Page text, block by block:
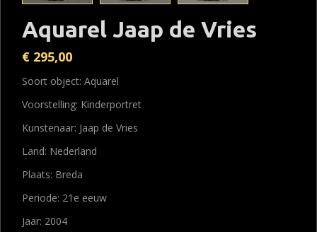
Aquarel Jaap de Vries
€ 295,00
Soort object: Aquarel
Voorstelling: Kinderportret
Kunstenaar: Jaap de Vries
Land: Nederland
Plaats: Breda
Periode: 21e eeuw
Jaar: 2004